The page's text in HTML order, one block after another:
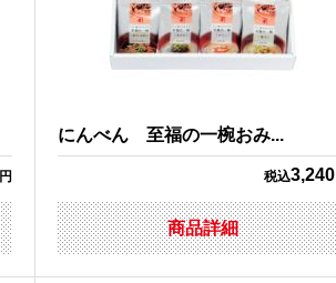
円
にんべん 至福の一椀おみ...
税込3,240
商品詳細